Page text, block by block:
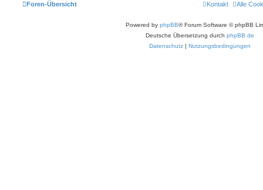
Foren-Übersicht Alle
Kontakt
Powered by phpBB® Forum Software © phpBB
Deutsche Übersetzung durch phpBB.de
Datenschutz | Nutzungsbedingungen